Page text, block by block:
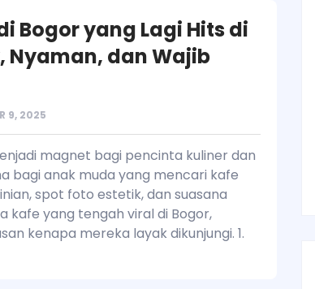
Bogor yang Lagi Hits di
Nyaman, dan Wajib
9, 2025
magnet bagi pencinta kuliner dan
bagi anak muda yang mencari kafe
spot foto estetik, dan suasana
kafe yang tengah viral di Bogor,
kenapa mereka layak dikunjungi. 1.